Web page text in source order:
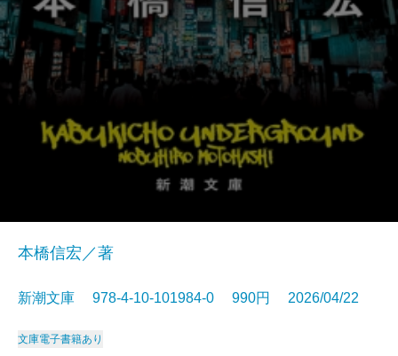
本橋信宏／著
新潮文庫 978-4-10-101984-0 990円 2026/04/22
文庫電子書籍あり